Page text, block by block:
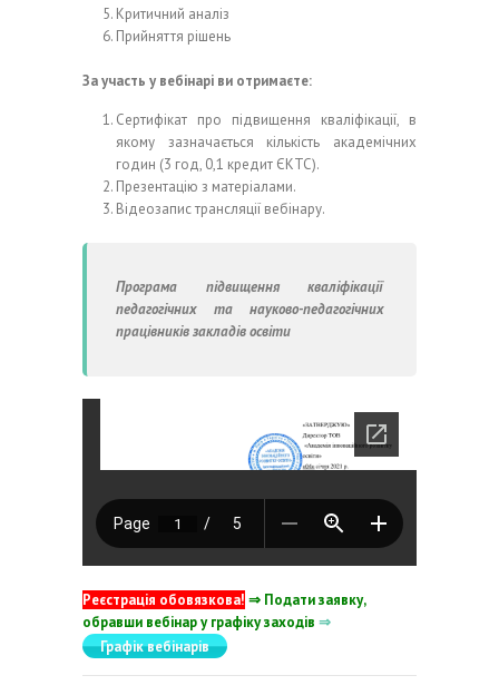
Критичний аналіз
Прийняття рішень
За участь у вебінарі ви отримаєте:
Сертифікат про підвищення кваліфікації, в
якому зазначається кількість академічних
годин (3 год, 0,1 кредит ЄКТС).
Презентацію з матеріалами.
Відеозапис трансляції вебінару.
Програма підвищення кваліфікації
педагогічних та науково-педагогічних
працівників закладів освіти
Реєстрація обовязкова! ⇒ Подати заявку,
обравши вебінар у графіку заходів ⇒
Графік вебінарів